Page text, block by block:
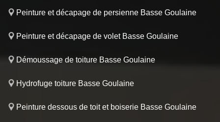
Peinture et décapage de persienne Basse Goulaine
Peinture et décapage de volet Basse Goulaine
Démoussage de toiture Basse Goulaine
Hydrofuge toiture Basse Goulaine
Peinture dessous de toit et boiserie Basse Goulaine